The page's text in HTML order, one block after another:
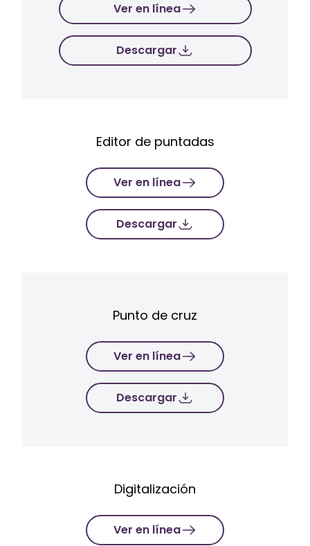
Ver en línea
Descargar
Editor de puntadas
Ver en línea
Descargar
Punto de cruz
Ver en línea
Descargar
Digitalización
Ver en línea